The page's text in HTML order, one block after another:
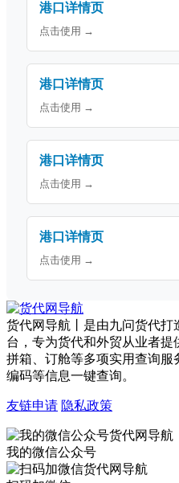
港口详情页
点击使用 →
港口详情页
点击使用 →
港口详情页
点击使用 →
港口详情页
点击使用 →
货代网导航丨是由九问货代打
台，专为货代和外贸从业者提
拼箱、订舱等多项实用查询服
编码等信息一键查询。
友链申请 隐私政策
我的微信公众号